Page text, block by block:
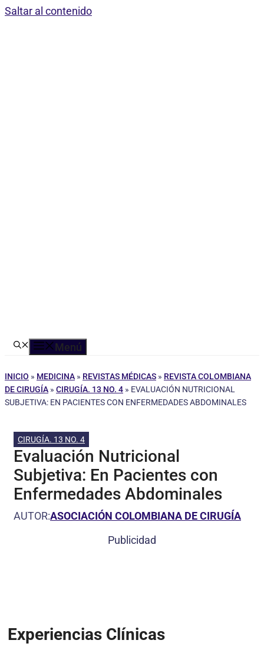
Saltar al contenido
Menú
INICIO » MEDICINA » REVISTAS MÉDICAS » REVISTA COLOMBIANA
DE CIRUGÍA » CIRUGÍA. 13 NO. 4 » EVALUACIÓN NUTRICIONAL
SUBJETIVA: EN PACIENTES CON ENFERMEDADES ABDOMINALES
CIRUGÍA. 13 NO. 4
Evaluación Nutricional
Subjetiva: En Pacientes con
Enfermedades Abdominales
AUTOR:ASOCIACIÓN COLOMBIANA DE CIRUGÍA
Publicidad
Experiencias Clínicas